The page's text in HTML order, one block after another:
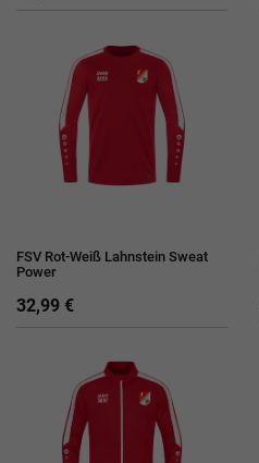
FSV Rot-Weiß Lahnstein Sweat
Power
32,99 €